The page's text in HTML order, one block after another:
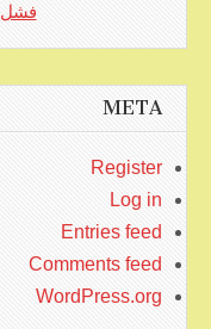
فشل
META
Register
Log in
Entries feed
Comments feed
WordPress.org